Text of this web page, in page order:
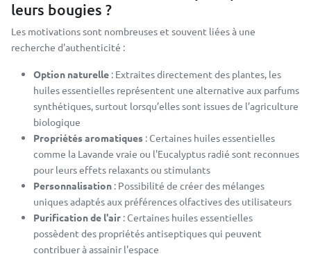
leurs bougies ?
Les motivations sont nombreuses et souvent liées à une
recherche d'authenticité :
Option naturelle : Extraites directement des plantes, les
huiles essentielles représentent une alternative aux parfums
synthétiques, surtout lorsqu’elles sont issues de l’agriculture
biologique
Propriétés aromatiques : Certaines huiles essentielles
comme la Lavande vraie ou l'Eucalyptus radié sont reconnues
pour leurs effets relaxants ou stimulants
Personnalisation : Possibilité de créer des mélanges
uniques adaptés aux préférences olfactives des utilisateurs
Purification de l'air : Certaines huiles essentielles
possèdent des propriétés antiseptiques qui peuvent
contribuer à assainir l'espace